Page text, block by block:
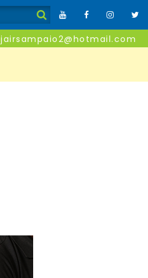
jairsampaio2@hotmail.com